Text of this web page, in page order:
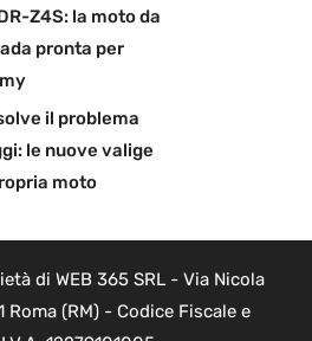
Z4S: la moto da
pronta per
il problema
le nuove valige
moto
di WEB 365 SRL - Via Nicola
Roma (RM) - Codice Fiscale e